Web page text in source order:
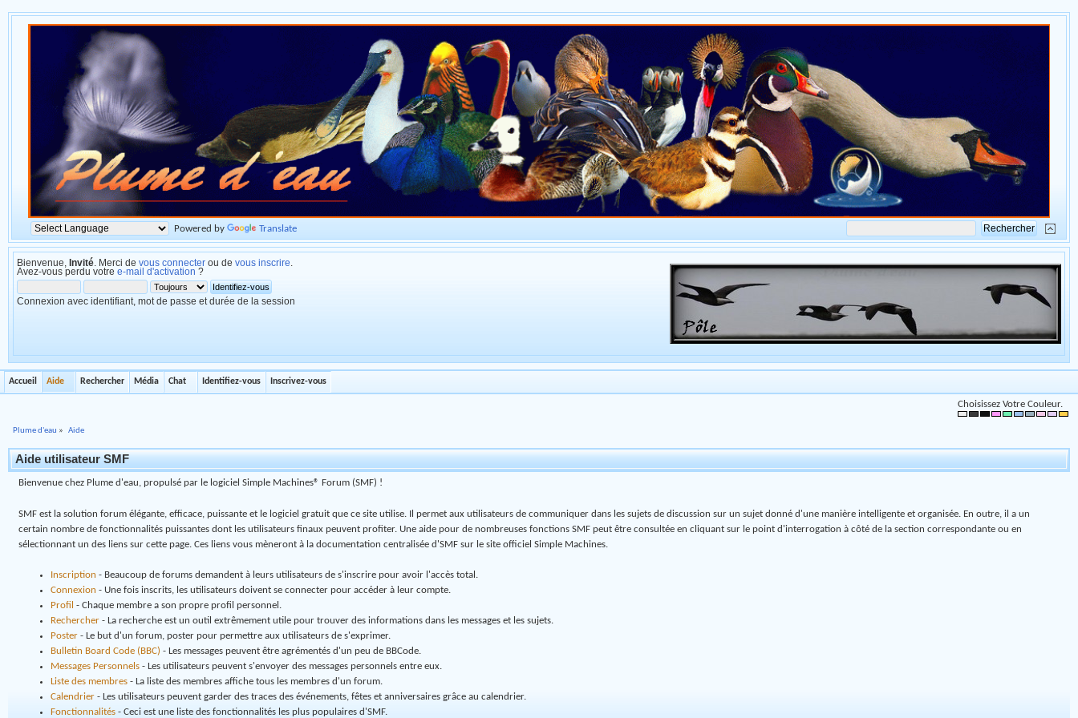
Powered by Translate
Bienvenue, Invité . Merci de vous connecter ou de vous inscrire
Avez-vous perdu votre e-mail d'activation ?
Connexion avec identifiant, mot de passe et durée de la session
Accueil Aide Rechercher Média Chat Identifiez-vous Inscrivez-vous
Choisissez Votre Couleur.
Plume d'eau » Aide
Aide utilisateur SMF
Bienvenue chez Plume d'eau, propulsé par le logiciel Simple Machines® Forum (SMF) !
SMF est la solution forum élégante, efficace, puissante et le logiciel gratuit que ce site utilise. Il permet aux utilisateurs de communiquer dans les sujets de discussion sur un sujet donné d'une manière intelligente et organisée. En outre, il a un
certain nombre de fonctionnalités puissantes dont les utilisateurs finaux peuvent profiter. Une aide pour de nombreuses fonctions SMF peut être consultée en cliquant sur le point d'interrogation à côté de la section correspondante ou en
sélectionnant un des liens sur cette page. Ces liens vous mèneront à la documentation centralisée d'SMF sur le site officiel Simple Machines.
Inscription - Beaucoup de forums demandent à leurs utilisateurs de s'inscrire pour avoir l'accès total.
Connexion - Une fois inscrits, les utilisateurs doivent se connecter pour accéder à leur compte.
Profil - Chaque membre a son propre profil personnel.
Rechercher- La recherche est un outil extrêmement utile pour trouver des informations dans les messages et les sujets.
Poster- Le but d'un forum, poster pour permettre aux utilisateurs de s'exprimer.
Bulletin Board Code (BBC) - Les messages peuvent être agrémentés d'un peu de BBCode.
Messages Personnels- Les utilisateurs peuvent s'envoyer des messages personnels entre eux.
Liste des membres- La liste des membres affiche tous les membres d'un forum.
Calendrier- Les utilisateurs peuvent garder des traces des événements, fêtes et anniversaires grâce au calendrier.
Fonctionnalités- Ceci est une liste des fonctionnalités les plus populaires d'SMF.